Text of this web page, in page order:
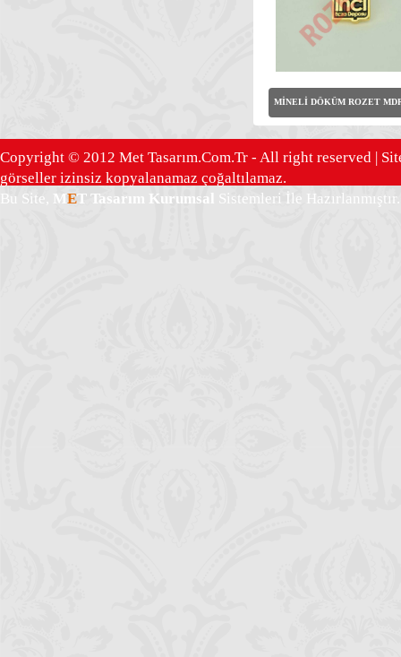
MİNELİ DÖKÜM ROZET
Copyright © 2012 Met Tasarım.Com.Tr - All right reserved |
görseller izinsiz kopyalanamaz çoğaltılamaz.
Bu Site, MET Tasarım Kurumsal Sistemleri İle Hazırlanmıştır.